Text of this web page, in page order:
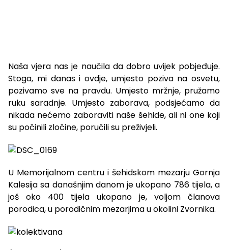
Naša vjera nas je naučila da dobro uvijek pobjeđuje.
Stoga, mi danas i ovdje, umjesto poziva na osvetu,
pozivamo sve na pravdu. Umjesto mržnje, pružamo
ruku saradnje. Umjesto zaborava, podsjećamo da
nikada nećemo zaboraviti naše šehide, ali ni one koji
su počinili zločine, poručili su preživjeli.
U Memorijalnom centru i šehidskom mezarju Gornja
Kalesija sa današnjim danom je ukopano 786 tijela, a
još oko 400 tijela ukopano je, voljom članova
porodica, u porodičnim mezarjima u okolini Zvornika.